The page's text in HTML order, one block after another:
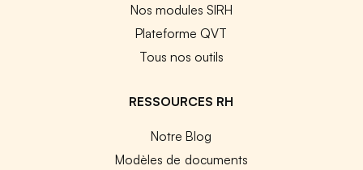
Nos modules SIRH
Plateforme QVT
Tous nos outils
RESSOURCES RH
Notre Blog
Modèles de documents